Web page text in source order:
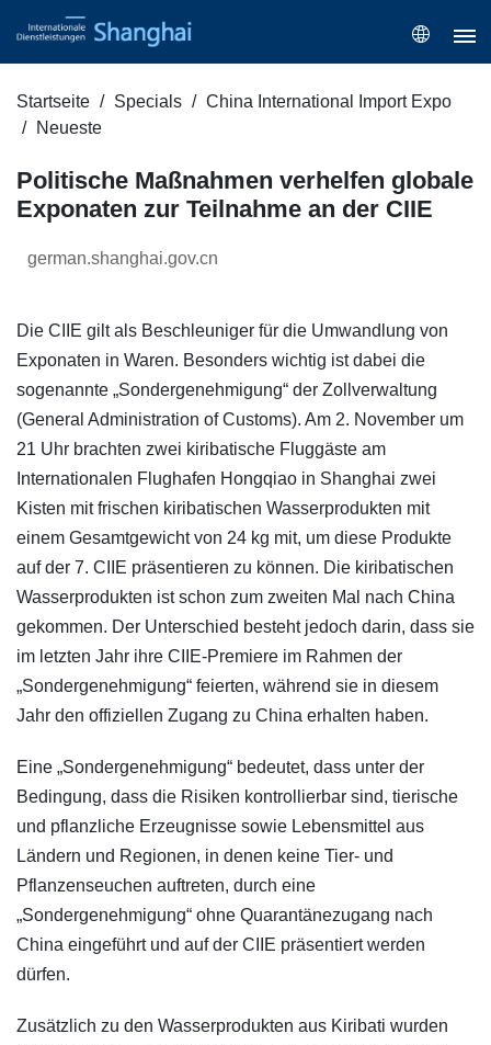
Startseite Specials
China International Import Expo
Neueste
Politische Maßnahmen verhelfen globale
Exponaten zur Teilnahme an der CIIE
german.shanghai.gov.cn
Die CIIE gilt als Beschleuniger für die Umwandlung von
Exponaten in Waren. Besonders wichtig ist dabei die
sogenannte „Sondergenehmigung“ der Zollverwaltung
(General Administration of Customs). Am 2. November um
21 Uhr brachten zwei kiribatische Fluggäste am
Internationalen Flughafen Hongqiao in Shanghai zwei
Kisten mit frischen kiribatischen Wasserprodukten mit
einem Gesamtgewicht von 24 kg mit, um diese Produkte
auf der 7. CIIE präsentieren zu können. Die kiribatischen
Wasserprodukten ist schon zum zweiten Mal nach China
gekommen. Der Unterschied besteht jedoch darin, dass sie
im letzten Jahr ihre CIIE-Premiere im Rahmen der
„Sondergenehmigung“ feierten, während sie in diesem
Jahr den offiziellen Zugang zu China erhalten haben.
Eine „Sondergenehmigung“ bedeutet, dass unter der
Bedingung, dass die Risiken kontrollierbar sind, tierische
und pflanzliche Erzeugnisse sowie Lebensmittel aus
Ländern und Regionen, in denen keine Tier- und
Pflanzenseuchen auftreten, durch eine
„Sondergenehmigung“ ohne Quarantänezugang nach
China eingeführt und auf der CIIE präsentiert werden
dürfen.
Zusätzlich zu den Wasserprodukten aus Kiribati wurden